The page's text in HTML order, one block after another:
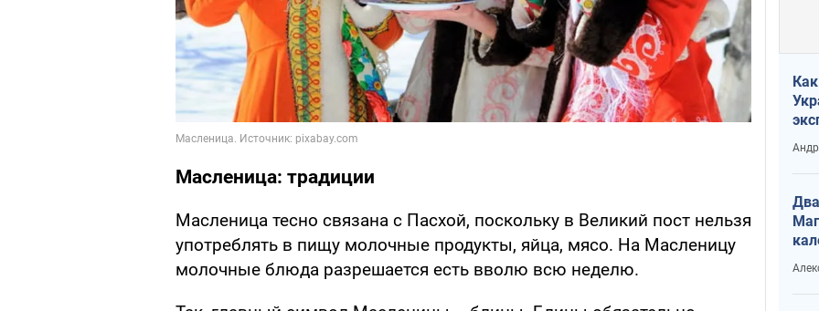
Масленица: традиции
Масленица тесно связана с Пасхой, поскольку в Великий пост нельзя
употреблять в пищу молочные продукты, яйца, мясо. На Масленицу
молочные блюда разрешается есть вволю всю неделю.